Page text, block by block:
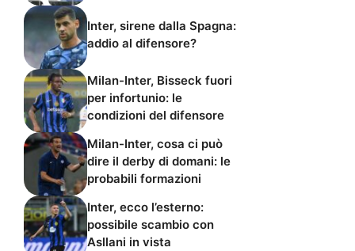
Inter, sirene dalla Spagna:
addio al difensore?
Milan-Inter, Bisseck fuori
per infortunio: le
condizioni del difensore
Milan-Inter, cosa ci può
dire il derby di domani: le
probabili formazioni
Inter, ecco l’esterno:
possibile scambio con
Asllani in vista